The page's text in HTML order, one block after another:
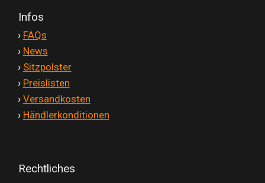
Infos
› FAQs
› News
› Sitzpolster
› Preislisten
› Versandkosten
› Händlerkonditionen
Rechtliches